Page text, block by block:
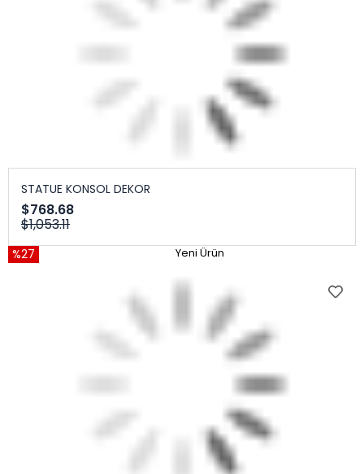
STATUE KONSOL DEKOR
$768.68
$1,053.11
%27 Yeni Ürün